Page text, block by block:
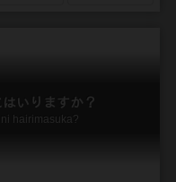
いりますか？
hairimasuka?